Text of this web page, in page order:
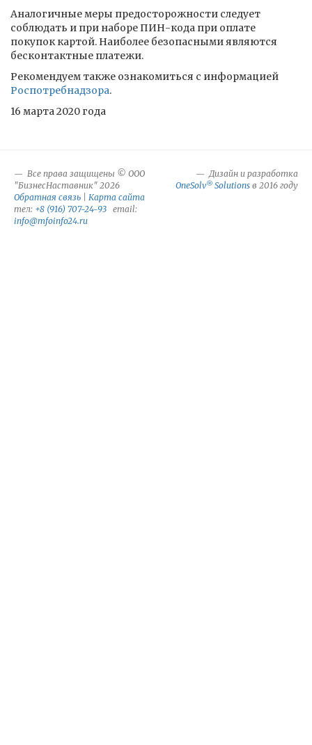
Аналогичные меры предосторожности следует
соблюдать и при наборе ПИН-кода при оплате
покупок картой. Наиболее безопасными являются
бесконтактные платежи.
Рекомендуем также ознакомиться с информацией
Роспотребнадзора.
16 марта 2020 года
Все права защищены © ООО
"БизнесНаставник" 2026
Обратная связь
Карта сайта
тел: +8 (916) 707-24-93 email:
info@mfoinfo24.ru
Дизайн и разработка
OneSolv® Solutions в 2016 году